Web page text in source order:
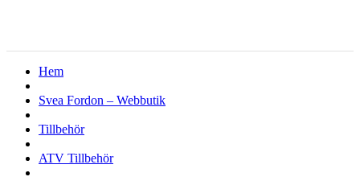
Hem
Svea Fordon – Webbutik
Tillbehör
ATV Tillbehör